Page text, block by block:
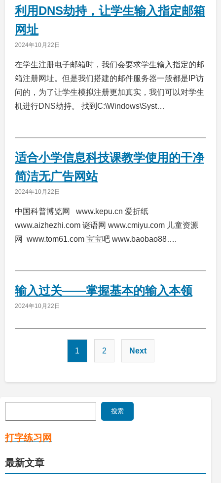
利用DNS劫持，让学生输入指定邮箱
网址
2024年10月22日
在学生注册电子邮箱时，我们会要求学生输入指定的邮
箱注册网址。但是我们搭建的邮件服务器一般都是IP访
问的，为了让学生模拟注册更加真实，我们可以对学生
机进行DNS劫持。 找到C:\Windows\Syst…
适合小学信息科技课教学使用的干净
简洁无广告网站
2024年10月22日
中国科普博览网 www.kepu.cn 爱折纸
www.aizhezhi.com 谜语网 www.cmiyu.com 儿童资源
网 www.tom61.com 宝宝吧 www.baobao88….
输入过关——掌握基本的输入本领
2024年10月22日
章
分
页
1 2 Next
索
搜索
打字练习网
最新文章